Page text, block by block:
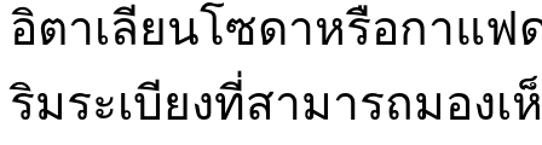
อิตาเลียนโซดาหรือกาแ
ริมระเบียงที่สามารถมอง